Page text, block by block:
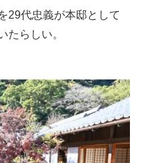
29代忠義が本邸として
たらしい。